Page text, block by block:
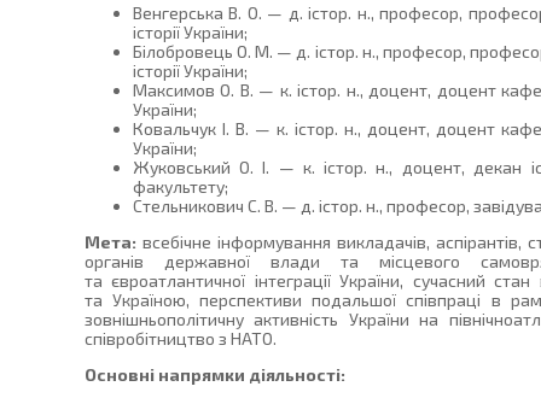
Венгерська В. О. — д. істор. н., професор,
історії України;
Білобровець О. М. — д. істор. н., професор,
історії України;
Максимов О. В. — к. істор. н., доцент, доцент
України;
Ковальчук І. В. — к. істор. н., доцент, доцент
України;
Жуковський О. І. — к. істор. н., доцент, декан
факультету;
Стельникович С. В. — д. істор. н., професор,
Мета: всебічне інформування викладачів, аспірантів,
органів державної влади та місцевого
та євроатлантичної інтеграції України, сучасний
та Україною, перспективи подальшої співпраці в
зовнішньополітичну активність України на
співробітництво з НАТО.
Основні напрямки діяльності: